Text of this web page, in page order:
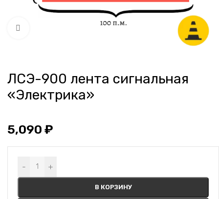
Нажмите, чтобы увеличить
ЛСЭ-900 лента сигнальная
«Электрика»
5,090 ₽
- +
В КОРЗИНУ
Alternative: